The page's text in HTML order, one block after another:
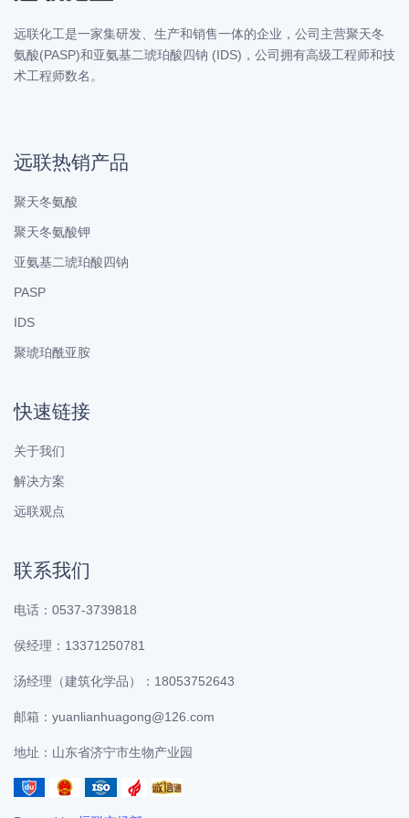
远联化工是一家集研发、生产和销售一体的企业，公司主营聚天冬
氨酸(PASP)和亚氨基二琥珀酸四钠 (IDS)，公司拥有高级工程师和技
术工程师数名。
远联热销产品
聚天冬氨酸
聚天冬氨酸钾
亚氨基二琥珀酸四钠
PASP
IDS
聚琥珀酰亚胺
快速链接
关于我们
解决方案
远联观点
联系我们
电话：0537-3739818
侯经理：13371250781
汤经理（建筑化学品）：18053752643
邮箱：yuanlianhuagong@126.com
地址：山东省济宁市生物产业园